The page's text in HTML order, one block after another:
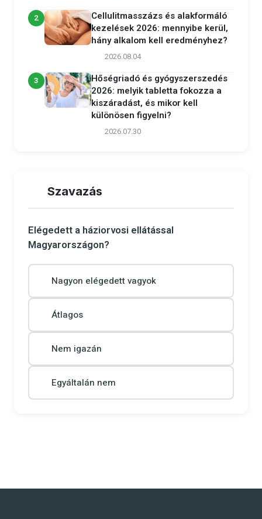
2
Cellulitmasszázs és alakformáló
kezelések 2026: mennyibe kerül,
hány alkalom kell eredményhez?
2026.08.04
3
Hőségriadó és gyógyszerszedés
2026: melyik tabletta fokozza a
kiszáradást, és mikor kell
különösen figyelni?
2026.07.30
Szavazás
Elégedett a háziorvosi ellátással
Magyarországon?
Nagyon elégedett vagyok
Átlagos
Nem igazán
Egyáltalán nem